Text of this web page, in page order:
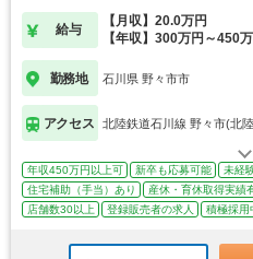
給与
【月収】20.0万円
【年収】300万円～450
勤務地 石川県 野々市市
アクセス 北陸鉄道石川線 野々市(北
年収450万円以上可 新卒も応募可能 未経
住宅補助（手当）あり
産休・育休取得実績
店舗数30以上
登録販売者の求人 積極採用